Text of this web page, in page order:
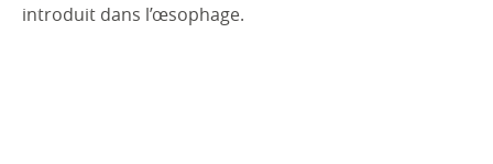
introduit dans l’œsophage.